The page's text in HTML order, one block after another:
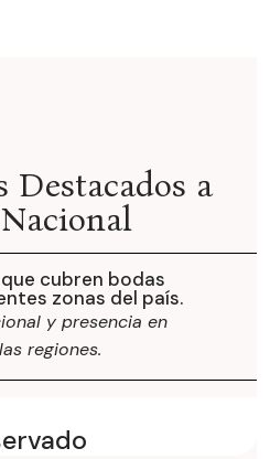
Destacados a
cubren bodas
zonas del país.
y presencia en
regiones.